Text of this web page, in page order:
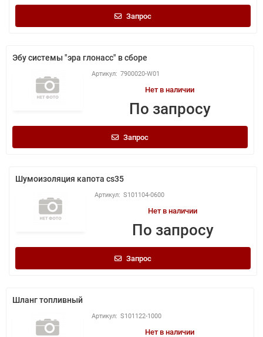
Запрос
Эбу системы "эра глонасс" в сборе
7900020-W01
Нет в наличии
По запросу
Запрос
Шумоизоляция капота cs35
S101104-0600
Нет в наличии
По запросу
Запрос
Шланг топливный
S101122-1000
Нет в наличии